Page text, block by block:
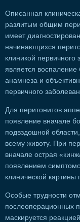
Описанная
разлитым общим
имеет
начинающихся
клиникой первичного
является
анамнеза и
первичного
Для перитонитов
появление вначале
подвздошной
всему животу. При
вначале острая
появлением
клинической картины
Особые трудности
послеоперационных
маскируется